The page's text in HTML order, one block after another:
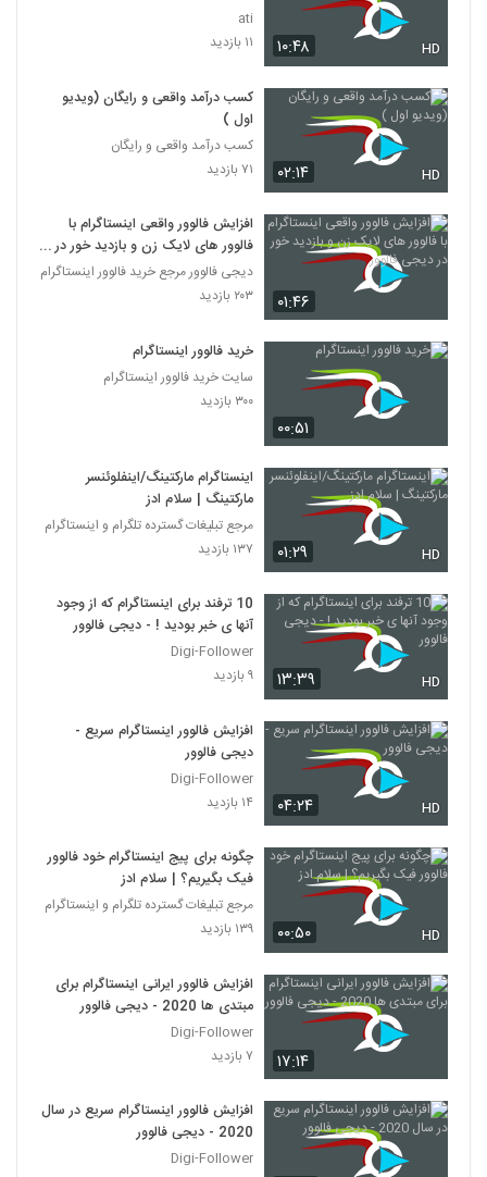
۱۰:۴۸ HD
ati
۱۱ بازدید
۰۲:۱۴ HD
کسب درآمد واقعی و رایگان (ویدیو
اول )
کسب درآمد واقعی و رایگان
۷۱ بازدید
۰۱:۴۶
افزایش فالوور واقعی اینستاگرام با
فالوور های لایک زن و بازدید خور در
دیجی فالوور
دیجی فالوور مرجع خرید فالوور اینستاگرام
۲۰۳ بازدید
۰۰:۵۱
خرید فالوور اینستاگرام
سایت خرید فالوور اینستاگرام
۳۰۰ بازدید
۰۱:۲۹ HD
اینستاگرام مارکتینگ/اینفلوئنسر
مارکتینگ | سلام ادز
مرجع تبلیغات گسترده تلگرام و اینستاگرام
۱۳۷ بازدید
۱۳:۳۹ HD
10 ترفند برای اینستاگرام که از وجود
آنها ی خبر بودید ! - دیجی فالوور
Digi-Follower
۹ بازدید
۰۴:۲۴ HD
افزایش فالوور اینستاگرام سریع -
دیجی فالوور
Digi-Follower
۱۴ بازدید
۰۰:۵۰ HD
چگونه برای پیج اینستاگرام خود فالوور
فیک بگیریم؟ | سلام ادز
مرجع تبلیغات گسترده تلگرام و اینستاگرام
۱۳۹ بازدید
۱۷:۱۴
افزایش فالوور ایرانی اینستاگرام برای
مبتدی ها 2020 - دیجی فالوور
Digi-Follower
۷ بازدید
افزایش فالوور اینستاگرام سریع در سال
2020 - دیجی فالوور
Digi-Follower